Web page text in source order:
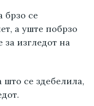
брзо се
а уште побрзо
за изгледот на
што се здебелила,